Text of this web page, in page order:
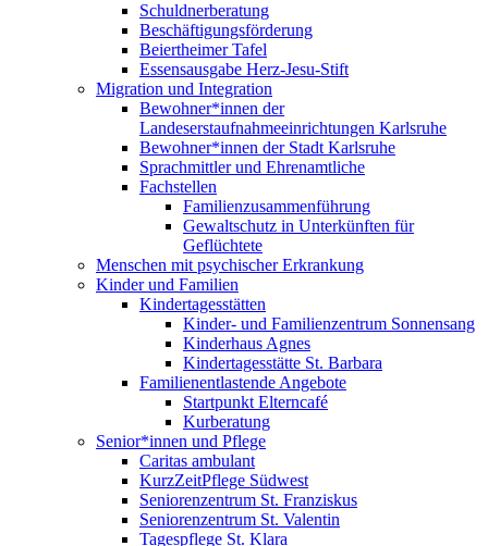
Schuldnerberatung
Beschäftigungsförderung
Beiertheimer Tafel
Essensausgabe Herz-Jesu-Stift
Migration und Integration
Bewohner*innen der
Landeserstaufnahmeeinrichtungen Karlsruhe
Bewohner*innen der Stadt Karlsruhe
Sprachmittler und Ehrenamtliche
Fachstellen
Familienzusammenführung
Gewaltschutz in Unterkünften für
Geflüchtete
Menschen mit psychischer Erkrankung
Kinder und Familien
Kindertagesstätten
Kinder- und Familienzentrum Sonnensang
Kinderhaus Agnes
Kindertagesstätte St. Barbara
Familienentlastende Angebote
Startpunkt Elterncafé
Kurberatung
Senior*innen und Pflege
Caritas ambulant
KurzZeitPflege Südwest
Seniorenzentrum St. Franziskus
Seniorenzentrum St. Valentin
Tagespflege St. Klara